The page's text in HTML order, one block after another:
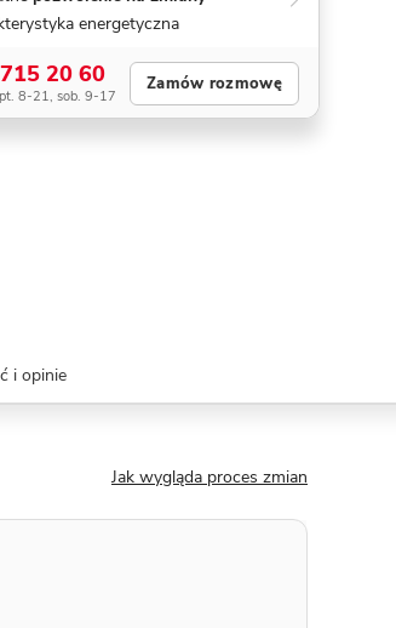
energetyczna
20 60
8-21, sob. 9-17
Zamów rozmowę
i opinie
Jak wygląda proces zmian